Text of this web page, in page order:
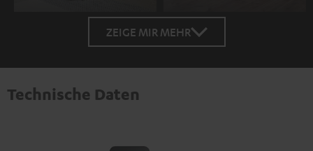
ZEIGE MIR MEHR
Technische Daten